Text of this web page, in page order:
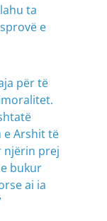
ta
e
për të
e Arshit të
njërin prej
bukur
ai ia